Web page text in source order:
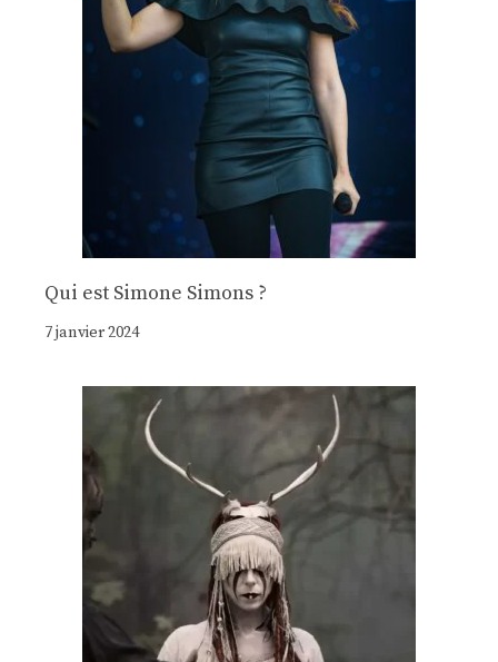
Qui est Simone Simons ?
7 janvier 2024